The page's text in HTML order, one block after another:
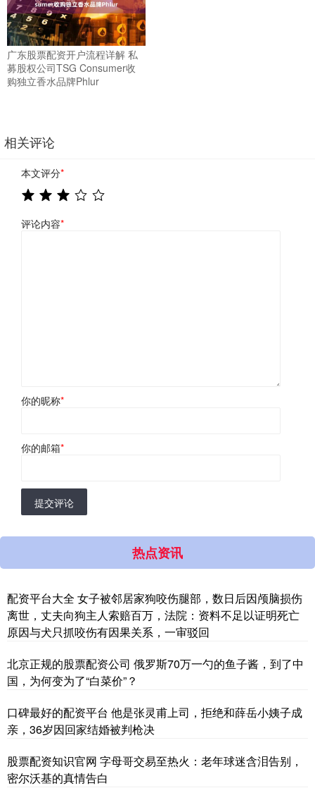
广东股票配资开户流程详解 私
募股权公司TSG Consumer收
购独立香水品牌Phlur
相关评论
本文评分*
评论内容*
你的昵称*
你的邮箱*
提交评论
热点资讯
配资平台大全 女子被邻居家狗咬伤腿部，数日后因颅脑损伤
离世，丈夫向狗主人索赔百万，法院：资料不足以证明死亡
原因与犬只抓咬伤有因果关系，一审驳回
北京正规的股票配资公司 俄罗斯70万一勺的鱼子酱，到了中
国，为何变为了“白菜价”？
口碑最好的配资平台 他是张灵甫上司，拒绝和薛岳小姨子成
亲，36岁因回家结婚被判枪决
股票配资知识官网 字母哥交易至热火：老年球迷含泪告别，
密尔沃基的真情告白